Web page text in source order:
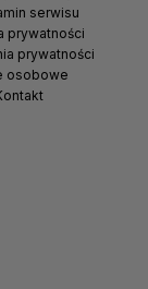
serwisu
prywatności
prywatności
osobowe